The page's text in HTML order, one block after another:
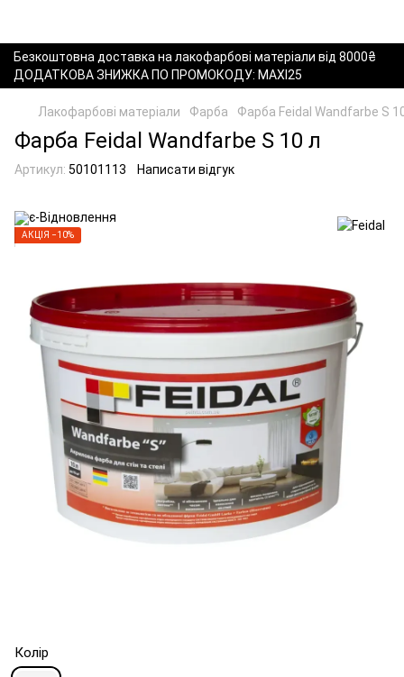
Безкоштовна доставка на лакофарбові матеріали від 8000₴
ДОДАТКОВА ЗНИЖКА ПО ПРОМОКОДУ: MAXI25
Лакофарбові матеріали Фарба Фарба Feidal Wandfarbe S
Фарба Feidal Wandfarbe S 10 л
Артикул: 50101113 Написати відгук
АКЦІЯ −10%
Колір